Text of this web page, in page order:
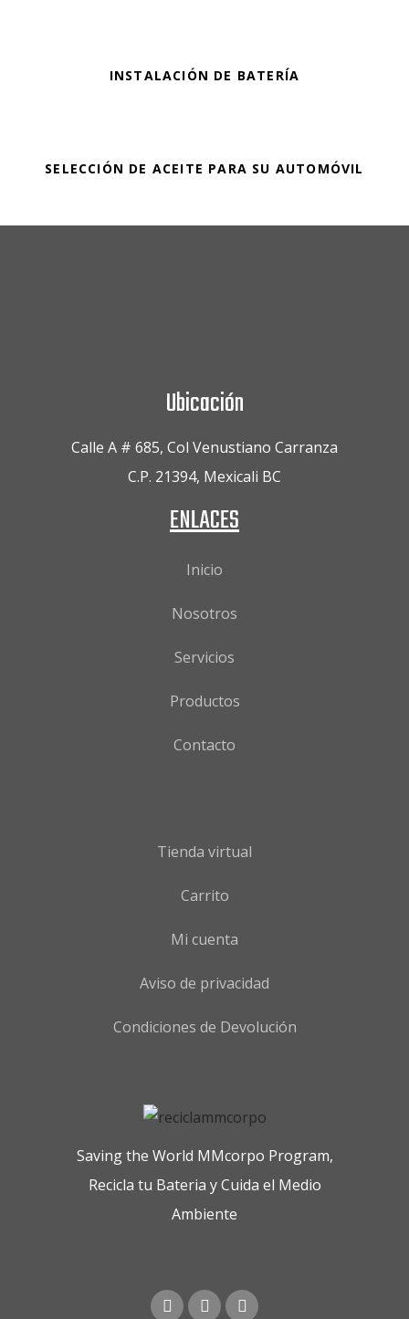
INSTALACIÓN DE BATERÍA
SELECCIÓN DE ACEITE PARA SU AUTOMÓVIL
Ubicación
Calle A # 685, Col Venustiano Carranza
C.P. 21394, Mexicali BC
ENLACES
Inicio
Nosotros
Servicios
Productos
Contacto
Tienda virtual
Carrito
Mi cuenta
Aviso de privacidad
Condiciones de Devolución
Saving the World MMcorpo Program,
Recicla tu Bateria y Cuida el Medio
Ambiente